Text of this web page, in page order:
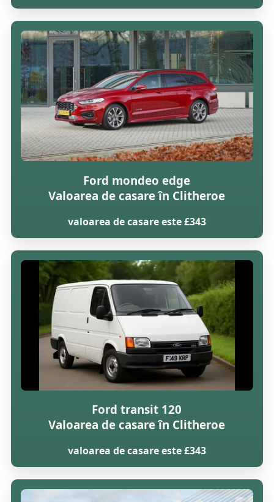
Ford mondeo edge
Valoarea de casare în Clitheroe
valoarea de casare este £343
Ford transit 120
Valoarea de casare în Clitheroe
valoarea de casare este £343